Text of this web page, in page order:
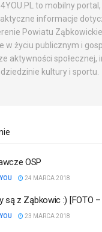
to mobilny
informacje
Powiatu
w życiu publicznym i
aktywności społecznej,
dziedzinie kultury i sportu.
OSP
24 MARCA 2018
są z Ząbkowic :) [FOTO –
23 MARCA 2018